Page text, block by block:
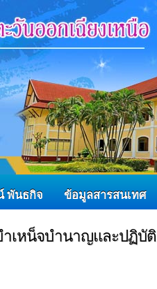
พันธกิจ ข้อมูลสารสนเทศ
เหน็จบำนาญและปฏิบัติ